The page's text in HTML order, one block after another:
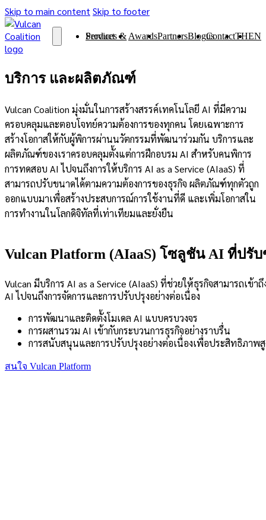
Skip to main content Skip to footer
Services & Product AwardsPartnersBlogContact us THEN
บริการ และผลิตภัณฑ์
Vulcan Coalition มุ่งมั่นในการสร้างสรรค์เทคโนโลยี AI ที่มีความ
ครอบคลุมและตอบโจทย์ความต้องการของทุกคน โดยเฉพาะการ
สร้างโอกาสให้กับผู้พิการผ่านนวัตกรรมที่พัฒนาร่วมกัน บริการและ
ผลิตภัณฑ์ของเราครอบคลุมตั้งแต่การฝึกอบรม AI สำหรับคนพิการ
การทดสอบ AI ไปจนถึงการให้บริการ AI as a Service (AIaaS) ที่
สามารถปรับขนาดได้ตามความต้องการของธุรกิจ ผลิตภัณฑ์ทุกตัวถูก
ออกแบบมาเพื่อสร้างประสบการณ์การใช้งานที่ดี และเพิ่มโอกาสใน
การทำงานในโลกดิจิทัลที่เท่าเทียมและยั่งยืน
Vulcan Platform (AIaaS) โซลูชัน AI ที่ป
Vulcan มีบริการ AI as a Service (AIaaS) ที่ช่วยให้ธุรกิจสามารถ
AI ไปจนถึงการจัดการและการปรับปรุงอย่างต่อเนื่อง
การพัฒนาและติดตั้งโมเดล AI แบบครบวงจร
การผสานรวม AI เข้ากับกระบวนการธุรกิจอย่างราบรื่น
การสนับสนุนและการปรับปรุงอย่างต่อเนื่องเพื่อประสิทธิภาพ
สนใจ Vulcan Platform